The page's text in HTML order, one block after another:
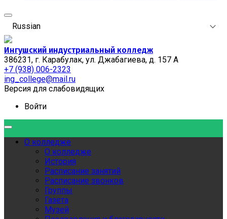
Russian
Ингушский индустриальный колледж
386231, г. Карабулак, ул. Джабагиева, д. 157 А
+7 (938) 006-2323
ing_college@mail.ru
Версия для слабовидящих
Войти
О колледже
О колледже
История
Расписание занятий
Расписание звонков
Группы
Газета
Музей